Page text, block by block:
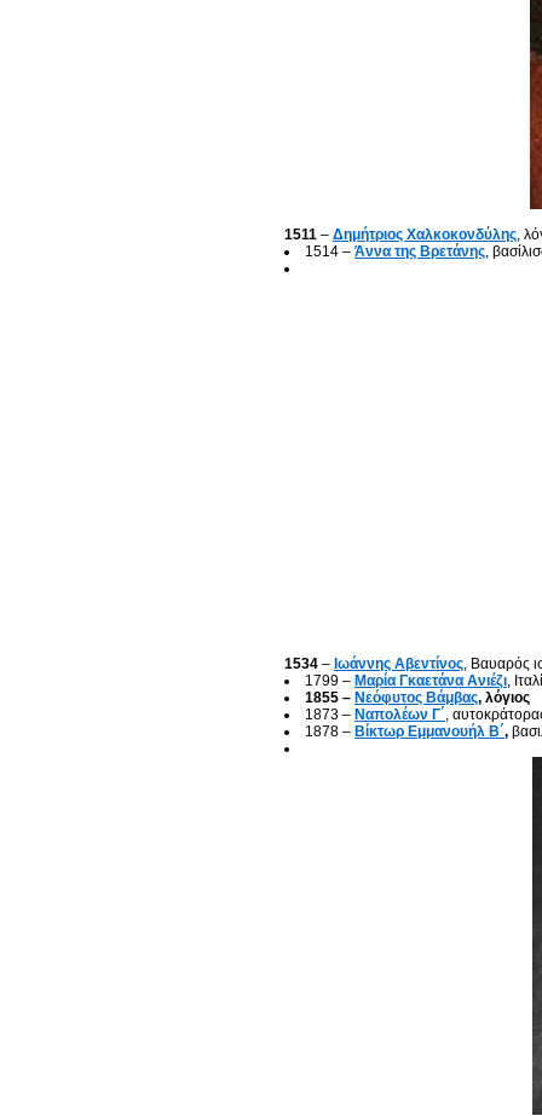
1511 – Δημήτριος Χαλκοκονδύλης,
1514 – Άννα της Βρετάνης,
1534 – Ιωάννης Αβεντίνος, Βαυαρός
1799 – Μαρία Γκαετάνα Ανιέζι,
1855 – Νεόφυτος Βάμβας, λόγιος
1873 – Ναπολέων Γ΄ ,
1878 – Βίκτωρ Εμμανουήλ Β΄,